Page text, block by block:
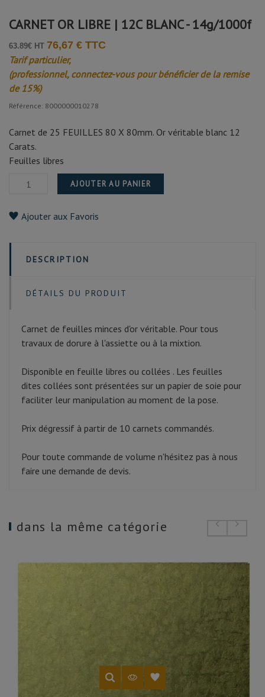
CARNET OR LIBRE | 12C BLANC - 14g/1000f
63.89€ HT 76,67 € TTC
Tarif particulier,
(professionnel, connectez-vous pour bénéficier de la remise
de 15%)
Référence: 8000000010278
Carnet de 25 FEUILLES 80 X 80mm. Or véritable blanc 12
Carats.
Feuilles libres
AJOUTER AU PANIER
Ajouter aux Favoris
DESCRIPTION
DÉTAILS DU PRODUIT
Carnet de feuilles minces d'or véritable. Pour tous
travaux de dorure à l'assiette ou à la mixtion.
Disponible en feuille libres ou collées . Les feuilles
dites collées sont présentées sur un papier de soie pour
faciliter leur manipulation au moment de la pose.
Prix dégressif à partir de 10 carnets commandés.
Pour toute commande de volume n'hésitez pas à nous
faire une demande de devis.
dans la même catégorie